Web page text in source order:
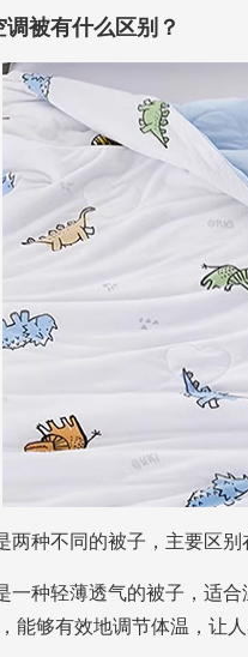
被有什么区别？
两种不同的被子，主要区别
一种轻薄透气的被子，适
能够有效地调节体温，让人